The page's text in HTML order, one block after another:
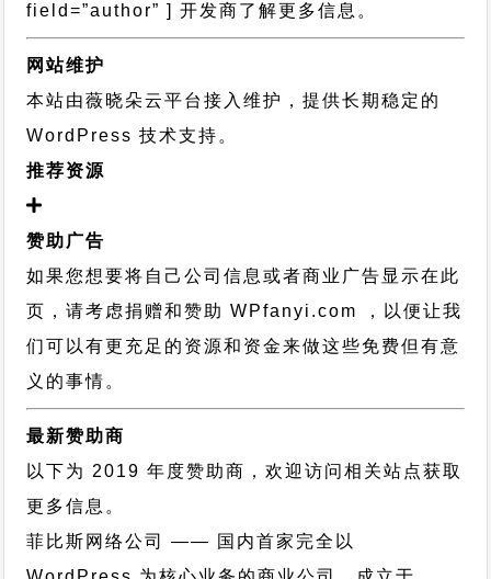
field=”author” ] 开发商了解更多信息。
网站维护
本站由薇晓朵云平台接入维护，提供长期稳定的
WordPress 技术支持 。
推荐资源
赞助广告
如果您想要将自己公司信息或者商业广告显示在此
页，请考虑捐赠和赞助 WPfanyi.com ，以便让我
们可以有更充足的资源和资金来做这些免费但有意
义的事情。
最新赞助商
以下为 2019 年度赞助商，欢迎访问相关站点获取
更多信息。
菲比斯网络公司
—— 国内首家完全以